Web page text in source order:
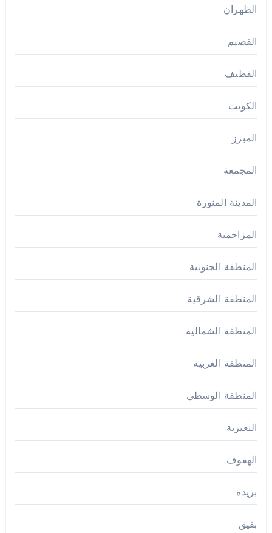
الظهران
القصيم
القطيف
الكويت
المبرز
المجمعة
المدينة المنورة
المزاحمية
المنطقة الجنوبية
المنطقة الشرقية
المنطقة الشمالية
المنطقة الغربية
المنطقة الوسطي
النعيرية
الهفوف
بريدة
بقيق